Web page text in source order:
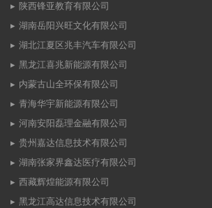
陕西锋亚教育有限公司
湖南岳阳兴旺文化有限公司
湖北江夏区兆丰汽车有限公司
黑龙江喜兆新能源有限公司
内蒙古山全环保有限公司
青海华宇新能源有限公司
河南安阳磊理金融有限公司
贵州嘉达信息技术有限公司
湖南张家界鑫达医疗有限公司
西藏辉煌能源有限公司
黑龙江高达信息技术有限公司